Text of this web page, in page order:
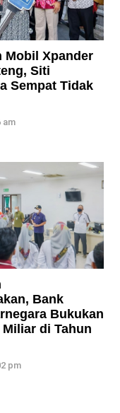
Mobil Xpander
Siti
Sempat Tidak
am
Bank
Bukukan
Miliar di Tahun
pm